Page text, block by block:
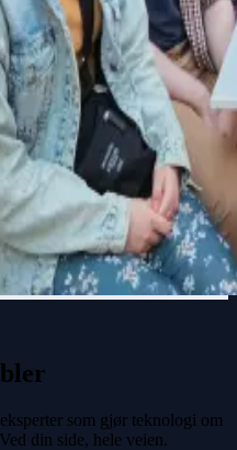
som gjør teknologi om
din side, hele veien.